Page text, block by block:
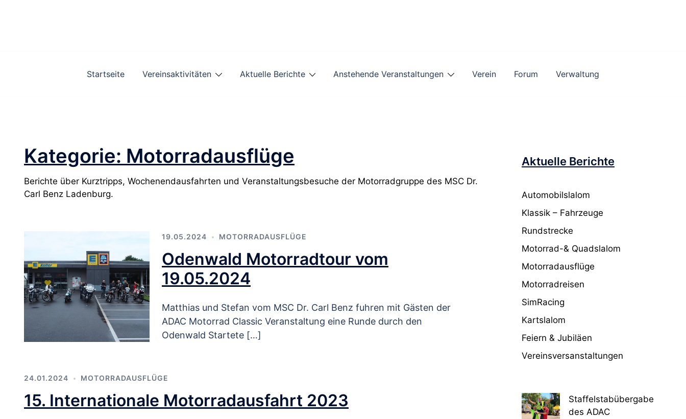
Startseite Vereinsaktivitäten Aktuelle Berichte Anstehende Veranstaltungen Verein Forum Verwaltung
Kategorie: Motorradausflüge
Berichte über Kurztripps, Wochenendausfahrten und Veranstaltungsbesuche der Motorradgruppe des MSC Dr.
Carl Benz Ladenburg.
19.05.2024 MOTORRADAUSFLÜGE
Odenwald Motorradtour vom
19.05.2024
Matthias und Stefan vom MSC Dr. Carl Benz fuhren mit Gästen der
ADAC Motorrad Classic Veranstaltung eine Runde durch den
Odenwald Startete […]
24.01.2024 MOTORRADAUSFLÜGE
15. Internationale Motorradausfahrt 2023
Aktuelle Berichte
Automobilslalom
Klassik – Fahrzeuge
Rundstrecke
Motorrad-& Quadslalom
Motorradausflüge
Motorradreisen
SimRacing
Kartslalom
Feiern & Jubiläen
Vereinsversanstaltungen
Staffelstabübergabe
des ADAC